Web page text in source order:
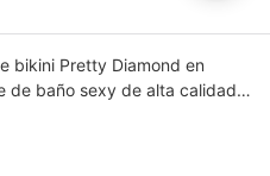
bikini Pretty Diamond en
de baño sexy de alta calidad